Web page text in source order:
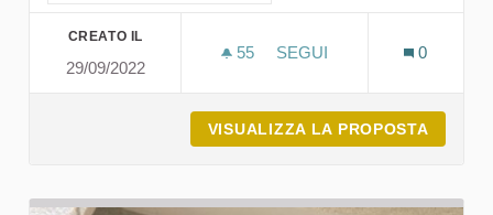
CREATO IL
29/09/2022
55 55 SOSTENITORI
SEGUI
0
VISUALIZZA LA PROPOSTA